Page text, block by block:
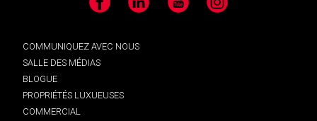
Facebook LinkedIn YouTube Instagram
COMMUNIQUEZ AVEC NOUS
SALLE DES MÉDIAS
BLOGUE
PROPRIÉTÉS LUXUEUSES
COMMERCIAL